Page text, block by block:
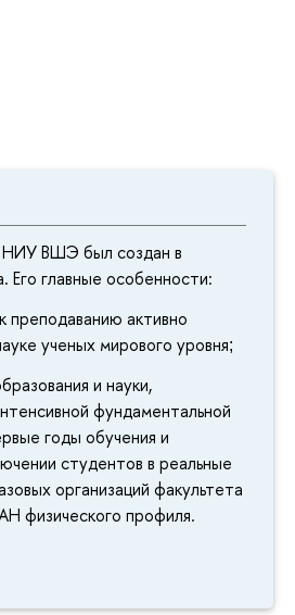
НИУ ВШЭ был создан в
Его главные особенности:
преподаванию активно
ученых мирового уровня;
и науки,
фундаментальной
годы обучения и
студентов в реальные
организаций факультета
физического профиля.